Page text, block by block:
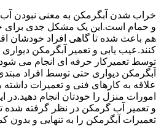
خراب شدن آبگرمکن به معنی
و حمام است.این یک مشکل جدی برای
هم باعث شده تا گاهی افراد خودشان
کنند.عیب یابی و تعمیر آبگرمکن
توسط تعمیرکار حرفه ای انجام می
آبگرمکن دیواری حتی توسط افراد
علاقه به کارهای فنی و تعمیرات داشته
امورات منزل را خودتان انجام
و تعمیر آب گرمکن در نظر گرفته شده تا
تعمیرات آبگرمکن را به تنهایی و بدون